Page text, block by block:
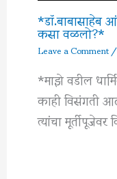
*डॉ.बाबासाहेब
कसा वळलो?*
Leave a Comment
*माझे वडील
काही विसंगती
त्यांचा